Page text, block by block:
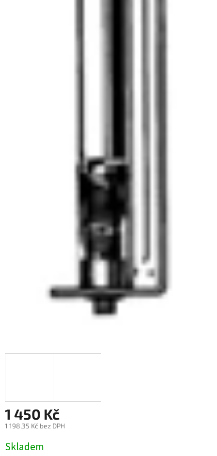
1 450 Kč
1 198,35 Kč bez DPH
cena:
Skladem